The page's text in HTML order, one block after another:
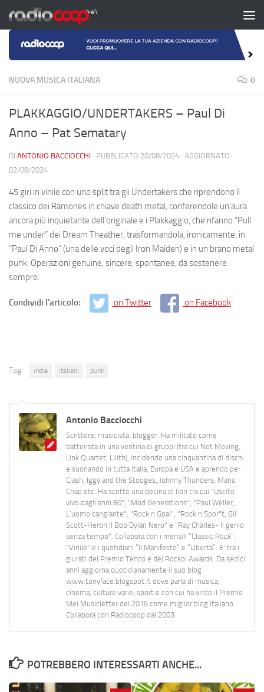
Salta al contenuto
NUOVA MUSICA ITALIANA 0
PLAKKAGGIO/UNDERTAKERS – Paul Di
Anno – Pat Sematary
DI ANTONIO BACCIOCCHI · PUBBLICATO 20/08/2024 · AGGIORNATO
02/08/2024
45 giri in vinile con uno split tra gli Undertakers che riprendono il
classico dei Ramones in chiave death metal, conferendole un’aura
ancora più inquietante dell’originale e i Plakkaggio, che rifanno “Pull
me under” dei Dream Theather, trasformandola, ironicamente, in
“Paul Di Anno” (una delle voci degli Iron Maiden) e in un brano metal
punk. Operazioni genuine, sincere, spontanee, da sostenere
sempre.
Condividi l'articolo: on Twitter on Facebook
Tag: indie italiani punk
Antonio Bacciocchi
Scrittore, musicista, blogger. Ha militato come
batterista in una ventina di gruppi (tra cui Not Moving,
Link Quartet, Lilith), incidendo una cinquantina di dischi
e suonando in tutta Italia, Europa e USA e aprendo per
Clash, Iggy and the Stooges, Johnny Thunders, Manu
Chao etc. Ha scritto una decina di libri tra cui "Uscito
vivo dagli anni 80", "Mod Generations", "Paul Weller,
L’uomo cangiante", "Rock n Goal", "Rock n Spor"t, Gil
Scott-Heron Il Bob Dylan Nero" e "Ray Charles- Il genio
senza tempo". Collabora con i mensili “Classic Rock”,
"Vinile" e i quotidiani “Il Manifesto” e “Libertà”. E' tra i
giurati del Premio Tenco e del Rockol Awards. Da sedici
anni aggiorna quotidianamente il suo blog
www.tonyface.blogspot.it dove parla di musica,
cinema, culture varie, sport e con cui ha vinto il Premio
Mei Musicletter del 2016 come miglior blog italiano.
Collabora con Radiocoop dal 2003.
POTREBBERO INTERESSARTI ANCHE...